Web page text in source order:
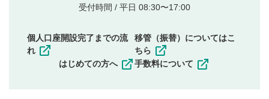
他者の権利（商標、著作権、その他の知的財産
その他当社が不適切と判断した投稿
一度投稿した評価およびコメントの変更・削除はできま
受付時間 / 平日 08:30〜17:00
個人口座開設完了までの流
れ
はじめての方へ
移管（振替）についてはこ
ちら
手数料について